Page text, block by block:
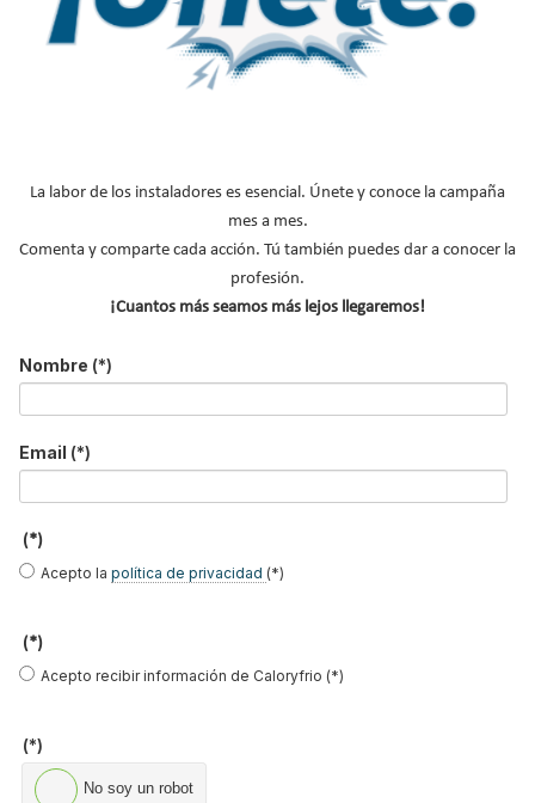
Ocupación *
Acepto la política de privacidad
No soy un robot
Enviar
Consejos para ahorrar con el aire
¿Cómo detectar el gas radón? Medición y
La labor de los instaladores es esencial. Únete y conoce la campaña
mes a mes.
Comenta y comparte cada acción. Tú también puedes dar a conocer la
profesión.
¡Cuantos más seamos más lejos llegaremos!
Nombre (*)
Email (*)
(*)
Acepto la política de privacidad (*)
(*)
Acepto recibir información de Caloryfrio (*)
(*)
No soy un robot